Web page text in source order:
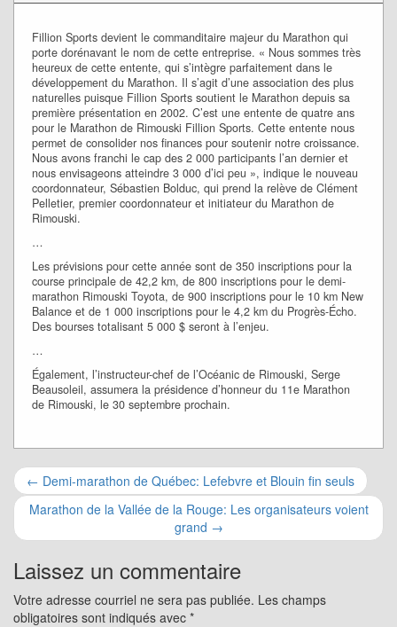
Fillion Sports devient le commanditaire majeur du Marathon qui
porte dorénavant le nom de cette entreprise. « Nous sommes très
heureux de cette entente, qui s’intègre parfaitement dans le
développement du Marathon. Il s’agit d’une association des plus
naturelles puisque Fillion Sports soutient le Marathon depuis sa
première présentation en 2002. C’est une entente de quatre ans
pour le Marathon de Rimouski Fillion Sports. Cette entente nous
permet de consolider nos finances pour soutenir notre croissance.
Nous avons franchi le cap des 2 000 participants l’an dernier et
nous envisageons atteindre 3 000 d’ici peu », indique le nouveau
coordonnateur, Sébastien Bolduc, qui prend la relève de Clément
Pelletier, premier coordonnateur et initiateur du Marathon de
Rimouski.
…
Les prévisions pour cette année sont de 350 inscriptions pour la
course principale de 42,2 km, de 800 inscriptions pour le demi-
marathon Rimouski Toyota, de 900 inscriptions pour le 10 km New
Balance et de 1 000 inscriptions pour le 4,2 km du Progrès-Écho.
Des bourses totalisant 5 000 $ seront à l’enjeu.
…
Également, l’instructeur-chef de l’Océanic de Rimouski, Serge
Beausoleil, assumera la présidence d’honneur du 11e Marathon
de Rimouski, le 30 septembre prochain.
Navigation
pour
les
articles
← Demi-marathon de Québec: Lefebvre et Blouin fin seuls
Marathon de la Vallée de la Rouge: Les organisateurs voient
grand →
Laissez un commentaire
Votre adresse courriel ne sera pas publiée. Les champs
obligatoires sont indiqués avec *